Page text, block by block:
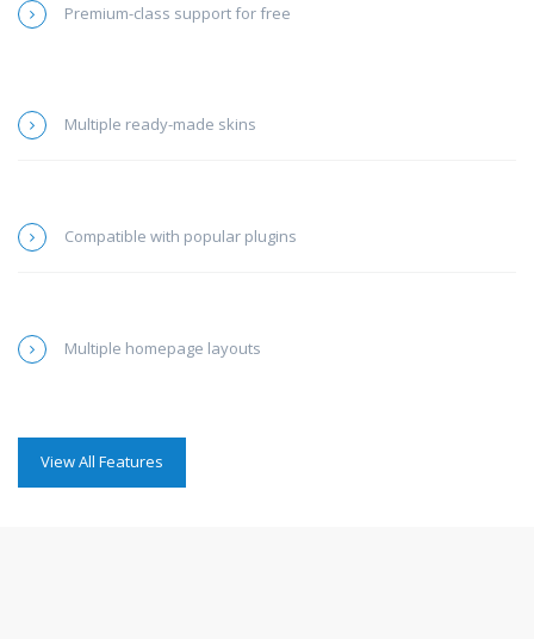
Premium-class support for free
Multiple ready-made skins
Compatible with popular plugins
Multiple homepage layouts
View All Features